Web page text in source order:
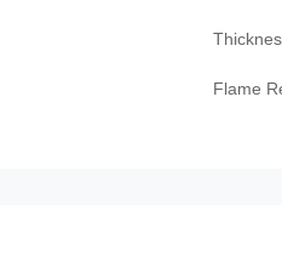
Flame